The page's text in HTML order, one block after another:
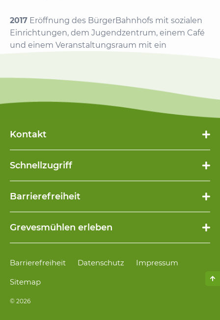
2017 Eröffnung des BürgerBahnhofs mit sozialen
Einrichtungen, dem Jugendzentrum, einem Café
und einem Veranstaltungsraum mit ein
Kontakt
Schnellzugriff
überspringen
Barrierefreiheit
überspringen
Grevesmühlen erleben
© 2026
Navigation
Barrierefreiheit Datenschutz Impressum
Sitemap